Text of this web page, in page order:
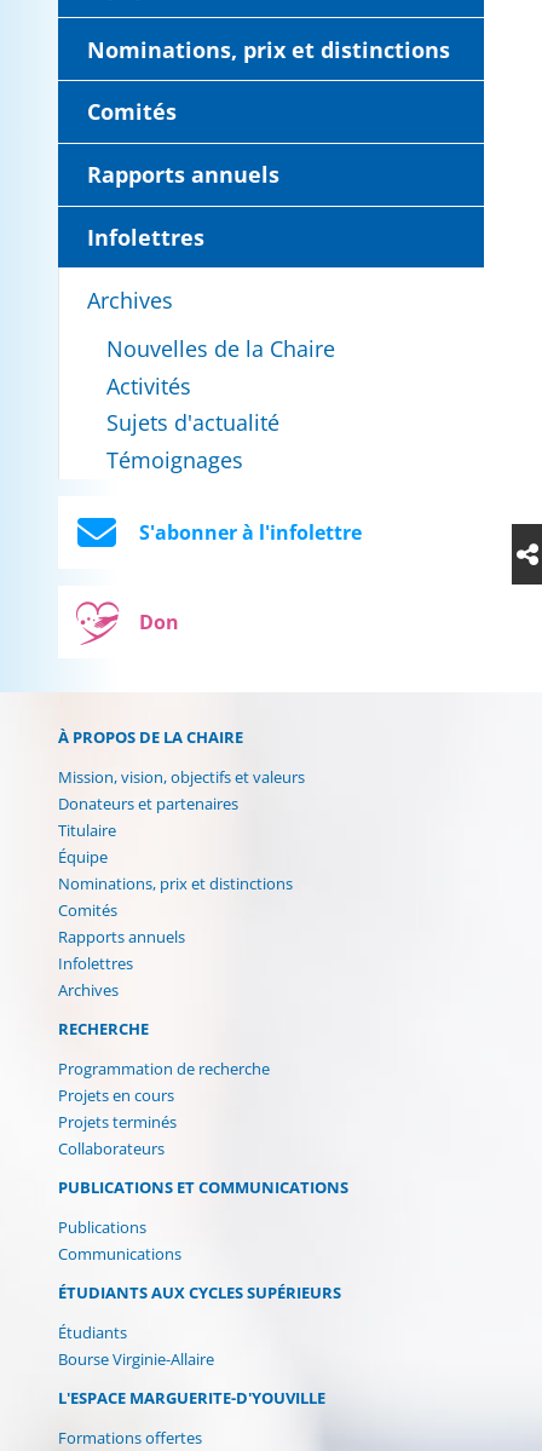
Nominations, prix et distinctions
Comités
Rapports annuels
Infolettres
Archives
Nouvelles de la Chaire
Activités
Sujets d'actualité
Témoignages
S'abonner à l'infolettre
Don
À PROPOS DE LA CHAIRE
Mission, vision, objectifs et valeurs
Donateurs et partenaires
Titulaire
Équipe
Nominations, prix et distinctions
Comités
Rapports annuels
Infolettres
Archives
RECHERCHE
Programmation de recherche
Projets en cours
Projets terminés
Collaborateurs
PUBLICATIONS ET COMMUNICATIONS
Publications
Communications
ÉTUDIANTS AUX CYCLES SUPÉRIEURS
Étudiants
Bourse Virginie-Allaire
L'ESPACE MARGUERITE-D'YOUVILLE
Formations offertes